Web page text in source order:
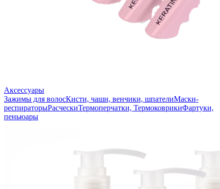
Аксессуары
Зажимы для волосКисти, чаши, венчики, шпателиМаски-
респираторыРасческиТермоперчатки, ТермоковрикиФартуки,
пеньюары